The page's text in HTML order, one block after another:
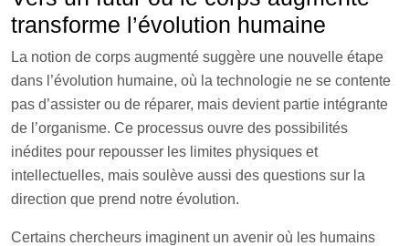
transforme l’évolution humaine
La notion de corps augmenté suggère une nouvelle étape
dans l’évolution humaine, où la technologie ne se contente
pas d’assister ou de réparer, mais devient partie intégrante
de l’organisme. Ce processus ouvre des possibilités
inédites pour repousser les limites physiques et
intellectuelles, mais soulève aussi des questions sur la
direction que prend notre évolution.
Certains chercheurs imaginent un avenir où les humains